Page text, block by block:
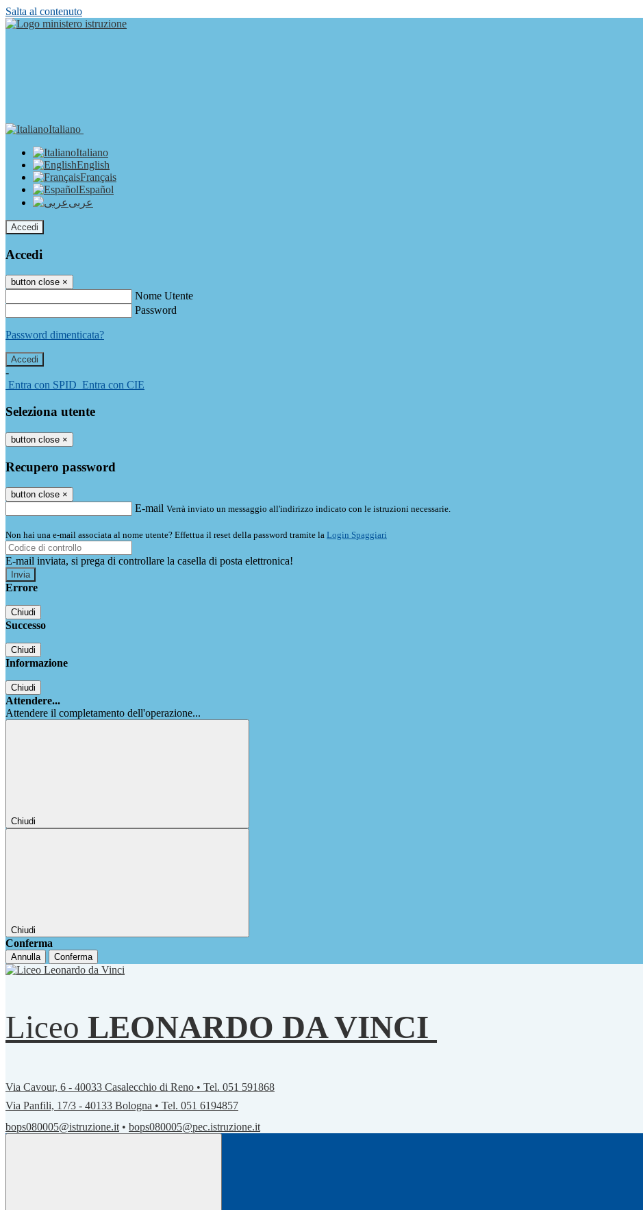
Salta al contenuto
Italiano
Italiano
English
Français
Español
عربى
Accedi
Accedi
button close ×
Nome Utente
Password
Password dimenticata?
-
Entra con SPID Entra con CIE
Seleziona utente
button close ×
Recupero password
button close ×
E-mail Verrà inviato un messaggio all'indirizzo indicato con le istruzioni necessarie.
Non hai una e-mail associata al nome utente? Effettua il reset della password tramite la Login Spaggiari
E-mail inviata, si prega di controllare la casella di posta elettronica!
Errore
Chiudi
Successo
Chiudi
Informazione
Chiudi
Attendere...
Attendere il completamento dell'operazione...
Chiudi
Chiudi
Conferma
Annulla Conferma
Liceo LEONARDO DA VINCI
Via Cavour, 6 - 40033 Casalecchio di Reno • Tel. 051 591868
Via Panfili, 17/3 - 40133 Bologna • Tel. 051 6194857
bops080005@istruzione.it • bops080005@pec.istruzione.it